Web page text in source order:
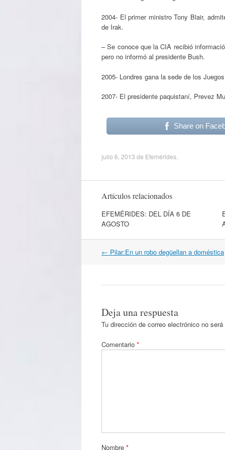
2004- El primer ministro Tony Blair,
de Irak.
– Se conoce que la CIA recibió
pero no informó al presidente Bush.
2005- Londres gana la sede de los
2007- El presidente paquistaní, Prevez
Share on
julio 6, 2013 de Efemérides
Artículos relacionados
EFEMÉRIDES: DEL DÍA 6 DE
AGOSTO
Navegación
← Pilar:En un robo degüellan a doméstica
Deja una respuesta
Tu dirección de correo electrónico no
Comentario *
Nombre *